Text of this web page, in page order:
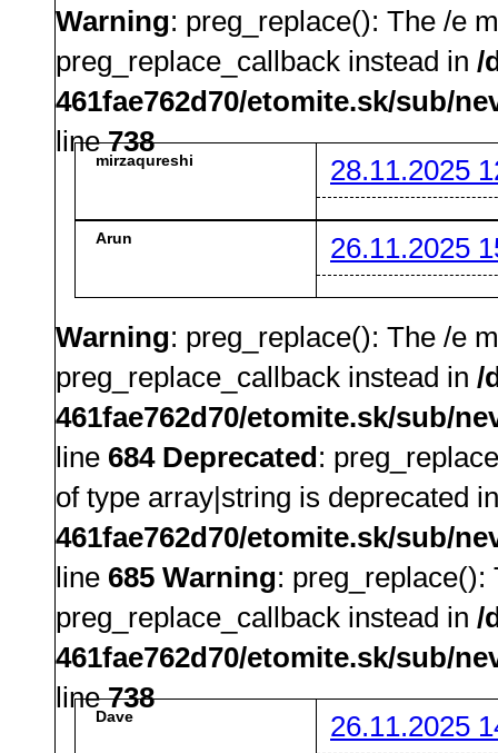
Warning: preg_replace(): The /e
preg_replace_callback instead in /
461fae762d70/etomite.sk/sub/
line738
mirzaqureshi 28.11.2025
Arun 26.11.2025
Warning: preg_replace(): The /e
preg_replace_callback instead in /
461fae762d70/etomite.sk/sub/
line 684 Deprecated:
of type array|string is deprecated
461fae762d70/etomite.sk/sub/
line 685 Warning: preg_replace():
preg_replace_callback instead in /
461fae762d70/etomite.sk/sub/
line738
Dave 26.11.2025